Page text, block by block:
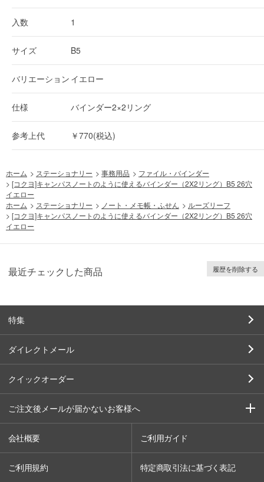
入数 1
サイズ B5
バリエーション イエロー
仕様 バインダー2×2リング
参考上代 ￥770(税込)
ホーム > ステーショナリー > 事務用品 > ファイル・バインダー
> [コクヨ]キャンパスノートのように使えるバインダー（2X2リング）B5 26穴
イエロー
ホーム > ステーショナリー > ノート・メモ帳・ふせん > ルーズリーフ
> [コクヨ]キャンパスノートのように使えるバインダー（2X2リング）B5 26穴
イエロー
最近チェックした商品 履歴を削除する
特集
ダイレクトメール
クイックオーダー
ご注文後メールが届かないお客様へ
会社概要 ご利用ガイド
ご利用規約 特定商取引法に基づく表記